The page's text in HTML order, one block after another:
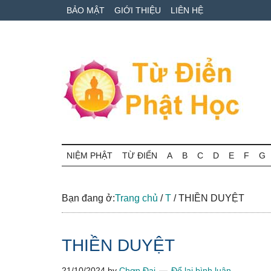
to
to
qua
BẢO MẬT GIỚI THIỆU LIÊN HỆ
Từ
điển
Phật
học
cứu
thuật
Phật
học
NIỆM PHẬT TỪ ĐIỂN A B C D E F G
Bạn đang ở:Trang chủ / T /THIỀN DUYỆT
THIỀN DUYỆT